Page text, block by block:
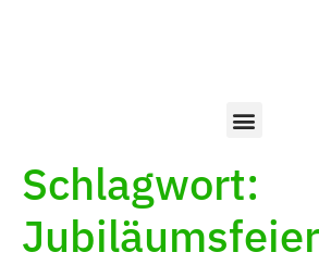
Schlagwort:
Jubiläumsfeier